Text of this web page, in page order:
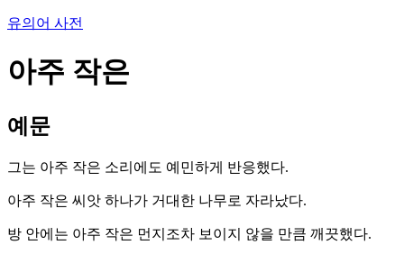
유의어 사전
아주 작은
예문
그는 아주 작은 소리에도 예민하게 반응했다.
아주 작은 씨앗 하나가 거대한 나무로 자라났다.
방 안에는 아주 작은 먼지조차 보이지 않을 만큼 깨끗했다.